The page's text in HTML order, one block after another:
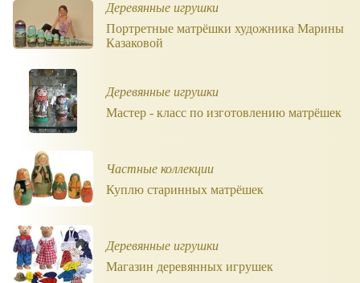
Деревянные игрушки
Портретные матрёшки художника Марины
Казаковой
Деревянные игрушки
Мастер - класс по изготовлению матрёшек
Частные коллекции
Куплю старинных матрёшек
Деревянные игрушки
Магазин деревянных игрушек